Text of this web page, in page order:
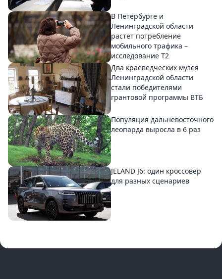
В Петербурге и
Ленинградской области
растет потребление
мобильного трафика –
исследование T2
Два краеведческих музея
Ленинградской области
стали победителями
грантовой программы ВТБ
Популяция дальневосточного
леопарда выросла в 6 раз
JELAND J6: один кроссовер
для разных сценариев